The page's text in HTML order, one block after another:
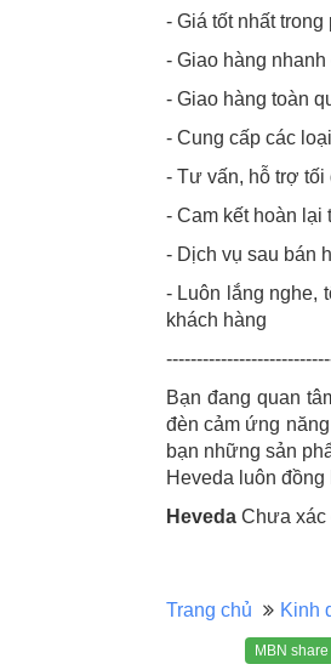
- Giá tốt nhất
- Giao hàng
- Giao hàng toàn
- Cung cấp các
- Tư vấn, hỗ trợ tối
- Cam kết hoàn lại
- Dịch vụ sau bán
- Luôn lắng nghe,
khách hàng
Bạn đang quan
đèn cảm ứng
bạn những sản
Heveda luôn
Heveda Chưa xác
Trang chủ Kinh
MBN share